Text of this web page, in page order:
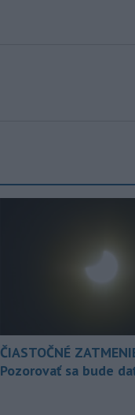
ČIASTOČNÉ
Pozorovať sa bude